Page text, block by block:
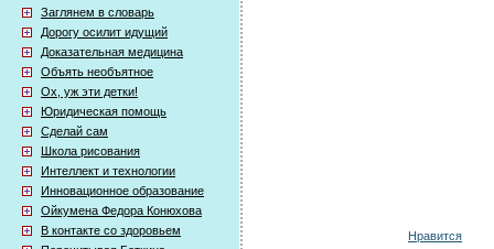
Заглянем в словарь
Дорогу осилит идущий
Доказательная медицина
Объять необъятное
Ох, уж эти детки!
Юридическая помощь
Сделай сам
Школа рисования
Интеллект и технологии
Инновационное образование
Ойкумена Федора Конюхова
В контакте со здоровьем
Нравится